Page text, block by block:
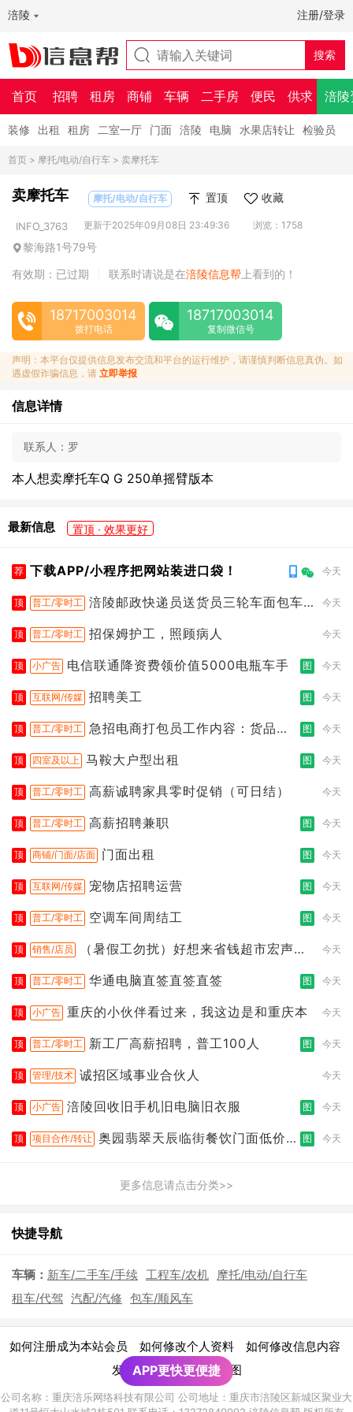
涪陵 注册/登录
首页 招聘 租房 商铺 车辆 二手房 便民 供求 涪陵
装修 出租 租房 二室一厅 门面 涪陵 电脑 水果店转让 检验员
首页 > 摩托/电动/自行车 > 卖摩托车
卖摩托车 摩托/电动/自行车 置顶 收藏
INFO_3763 更新于2025年09月08日 23:49:36 浏览：1758
黎海路1号79号
有效期：已过期
联系时请说是在涪陵信息帮 上看到的！
18717003014
拨打电话
18717003014
复制微信号
声明：本平台仅提供信息发布交流和平台的运行维护，请谨慎判断信息真伪。如
遇虚假诈骗信息，请 立即举报
信息详情
联系人： 罗
本人想卖摩托车Q G 250单摇臂版本
最新信息 置顶 · 效果更好
荐 下载APP/小程序把网站装进口袋！ 今天
顶 普工/零时工 涪陵邮政快递员送货员三轮车面包车
今天
顶 普工/零时工 招保姆护工，照顾病人 今天
顶 小广告 电信联通降资费领价值5000电瓶车手 图 今天
顶 互联网/传媒 招聘美工 图 今天
顶 普工/零时工 急招电商打包员工作内容：货品分
图 今天
顶 四室及以上 马鞍大户型出租 图 今天
顶 普工/零时工 高薪诚聘家具零时促销（可日结） 今天
顶 普工/零时工 高薪招聘兼职 图 今天
顶 商铺/门面/店面 门面出租 图 今天
顶 互联网/传媒 宠物店招聘运营 图 今天
顶 普工/零时工 空调车间周结工 图 今天
顶 销售/店员
（暑假工勿扰）好想来省钱超市宏声桥
今天
顶 普工/零时工 华通电脑直签直签直签 图 今天
顶 小广告 重庆的小伙伴看过来，我这边是和重庆本 今天
顶 普工/零时工 新工厂高薪招聘，普工100人 图 今天
顶 管理/技术 诚招区域事业合伙人 今天
顶 小广告 涪陵回收旧手机旧电脑旧衣服 图 今天
顶 项目合作/转让 奥园翡翠天辰临街餐饮门面低价转
图 今天
更多信息请点击分类>>
快捷导航
车辆： 新车/二手车/手续 工程车/农机 摩托/电动/自行车
租车/代驾 汽配/汽修 包车/顺风车
如何注册成为本站会员 如何修改个人资料 如何修改信息内容
发布广告须知 | 网站地图
公司名称：重庆涪乐网络科技有限公司 公司地址：重庆市涪陵区新城区聚业大
APP更快更便捷